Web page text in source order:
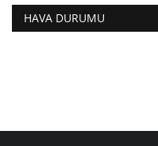
HAVA DURUMU